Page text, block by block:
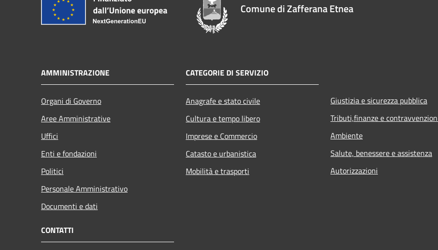
Comune di Zafferana Etnea
AMMINISTRAZIONE
Organi di Governo
Aree Amministrative
Uffici
Enti e fondazioni
Politici
Personale Amministrativo
Documenti e dati
CATEGORIE DI SERVIZIO
Anagrafe e stato civile
Cultura e tempo libero
Imprese e Commercio
Catasto e urbanistica
Mobilità e trasporti
Giustizia e sicurezza pubblica
Tributi,finanze e
Ambiente
Salute, benessere e assistenza
Autorizzazioni
CONTATTI